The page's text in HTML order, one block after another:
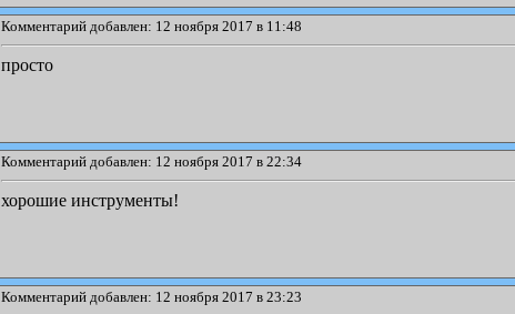
Комментарий добавлен: 12 ноября 2017 в 11:48
простo
Комментарий добавлен: 12 ноября 2017 в 22:34
хорошие инструменты!
Комментарий добавлен: 12 ноября 2017 в 23:23